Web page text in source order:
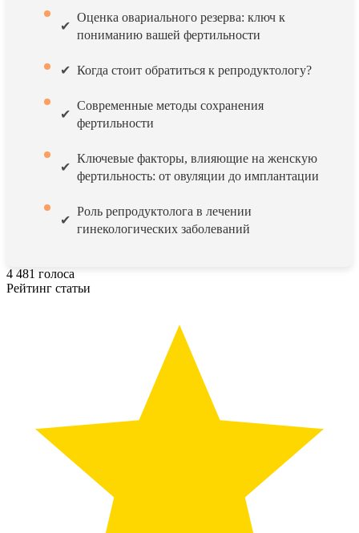
Оценка овариального резерва: ключ к
пониманию вашей фертильности
Когда стоит обратиться к репродуктологу?
Современные методы сохранения
фертильности
Ключевые факторы, влияющие на женскую
фертильность: от овуляции до имплантации
Роль репродуктолога в лечении
гинекологических заболеваний
4 481 голоса
Рейтинг статьи